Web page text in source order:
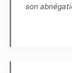
commercial.
son